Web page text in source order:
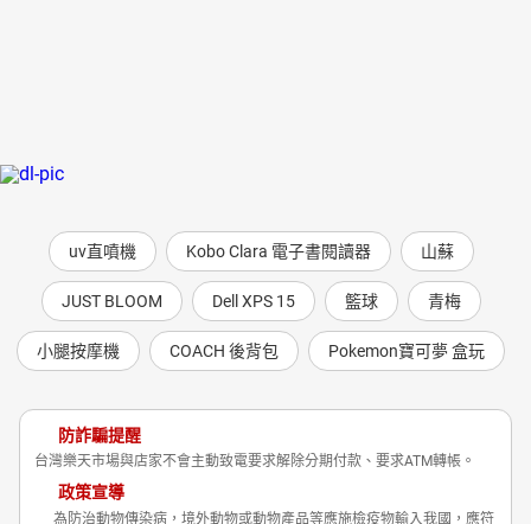
uv直噴機 Kobo Clara 電子書閱讀器 山蘇
JUST BLOOM Dell XPS 15 籃球 青梅
小腿按摩機 COACH 後背包 Pokemon寶可夢 盒玩
防詐騙提醒
台灣樂天市場與店家不會主動致電要求解除分期付款、要求ATM轉帳。
政策宣導
為防治動物傳染病，境外動物或動物產品等應施檢疫物輸入我國，應符